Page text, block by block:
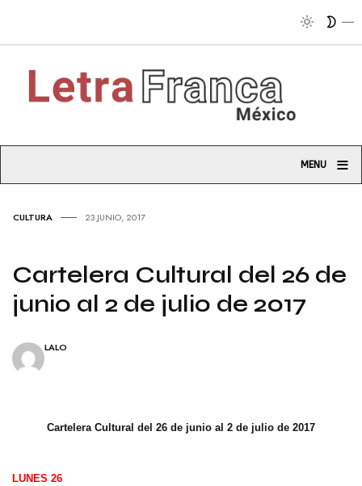
Tribuna
MENU ≡
CULTURA 23 JUNIO, 2017
Cartelera Cultural del 26 de
junio al 2 de julio de 2017
LALO
Cartelera Cultural del 26 de junio al 2 de julio de 2017
LUNES 26